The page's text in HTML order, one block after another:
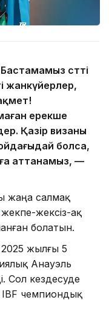
сәтті
жанкүйерлер,
ерекше
Қазір визаны
ойдағыдай болса,
аттанамыз, —
жаңа салмақ
жекпе-жексіз-ақ
болатын.
жылғы 5
Анауэль
Сол кездесуде
IBF чемпиондық